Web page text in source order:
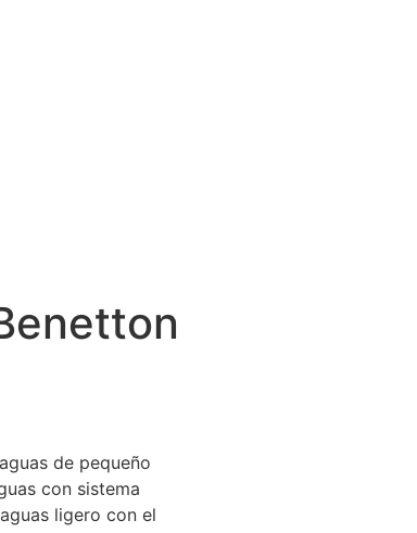
de pequeño
con sistema
ligero con el